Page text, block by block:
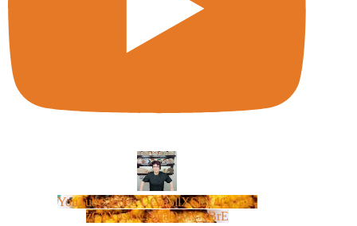
YouTube Video UCm5llXSLY4CyCX-
zC8XosTw_huaQwN_rBrE